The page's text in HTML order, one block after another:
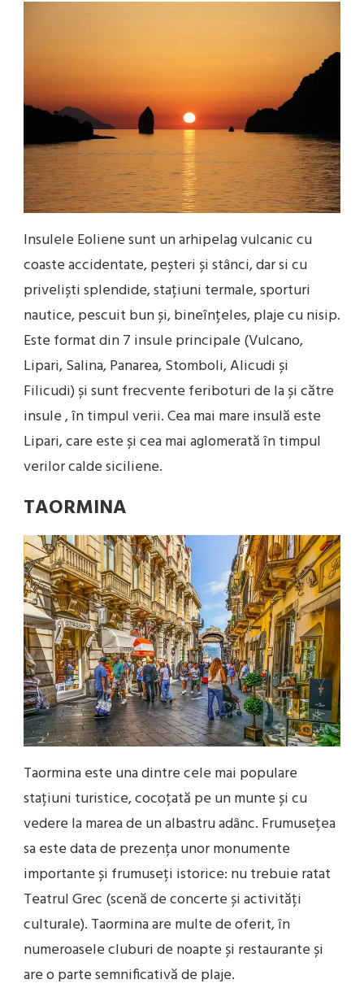
Insulele Eoliene sunt un arhipelag vulcanic cu
coaste accidentate, peșteri și stânci, dar si cu
priveliști splendide, stațiuni termale, sporturi
nautice, pescuit bun și, bineînțeles, plaje cu nisip.
Este format din 7 insule principale (Vulcano,
Lipari, Salina, Panarea, Stomboli, Alicudi și
Filicudi) și sunt frecvente feriboturi de la și către
insule , în timpul verii. Cea mai mare insulă este
Lipari, care este și cea mai aglomerată în timpul
verilor calde siciliene.
TAORMINA
Taormina este una dintre cele mai populare
stațiuni turistice, cocoțată pe un munte și cu
vedere la marea de un albastru adânc. Frumusețea
sa este data de prezența unor monumente
importante și frumuseți istorice: nu trebuie ratat
Teatrul Grec (scenă de concerte și activități
culturale). Taormina are multe de oferit, în
numeroasele cluburi de noapte și restaurante și
are o parte semnificativă de plaje.